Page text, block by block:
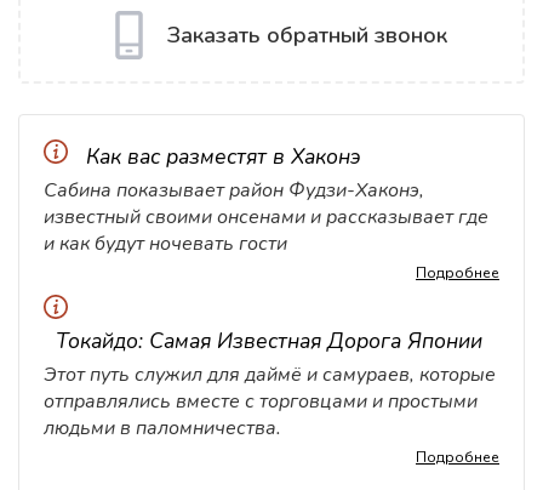
Заказать обратный звонок
Как вас разместят в Хаконэ
Сабина показывает район Фудзи-Хаконэ,
известный своими онсенами и рассказывает где
и как будут ночевать гости
Подробнее
Токайдо: Самая Известная Дорога Японии
Этот путь служил для даймё и самураев, которые
отправлялись вместе с торговцами и простыми
людьми в паломничества.
Подробнее